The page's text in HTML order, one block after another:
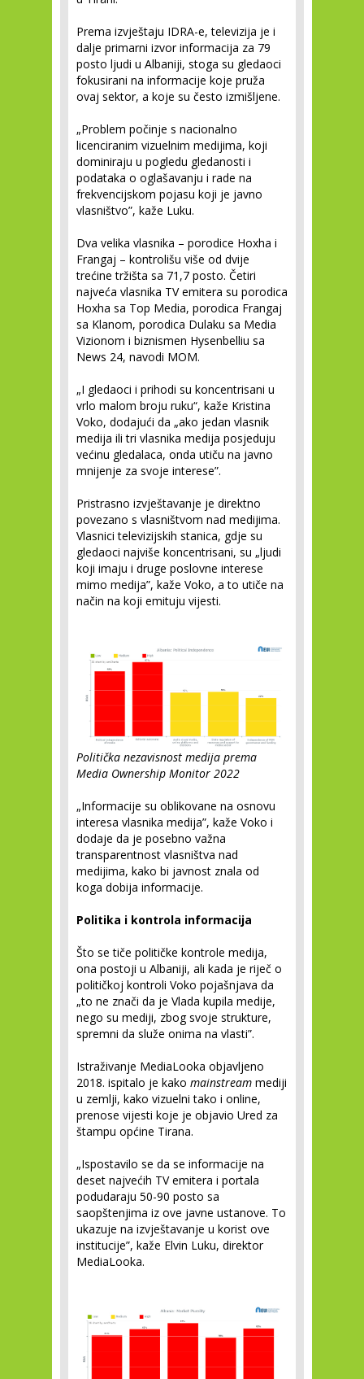
Prema izvještaju IDRA-e, televizija je i
dalje primarni izvor informacija za 79
posto ljudi u Albaniji, stoga su gledaoci
fokusirani na informacije koje pruža
ovaj sektor, a koje su često izmišljene.
„Problem počinje s nacionalno
licenciranim vizuelnim medijima, koji
dominiraju u pogledu gledanosti i
podataka o oglašavanju i rade na
frekvencijskom pojasu koji je javno
vlasništvo”, kaže Luku.
Dva velika vlasnika – porodice Hoxha i
Frangaj – kontrolišu više od dvije
trećine tržišta sa 71,7 posto. Četiri
najveća vlasnika TV emitera su porodica
Hoxha sa Top Media, porodica Frangaj
sa Klanom, porodica Dulaku sa Media
Vizionom i biznismen Hysenbelliu sa
News 24, navodi MOM.
„I gledaoci i prihodi su koncentrisani u
vrlo malom broju ruku“, kaže Kristina
Voko, dodajući da „ako jedan vlasnik
medija ili tri vlasnika medija posjeduju
većinu gledalaca, onda utiču na javno
mnijenje za svoje interese”.
Pristrasno izvještavanje je direktno
povezano s vlasništvom nad medijima.
Vlasnici televizijskih stanica, gdje su
gledaoci najviše koncentrisani, su „ljudi
koji imaju i druge poslovne interese
mimo medija”, kaže Voko, a to utiče na
način na koji emituju vijesti.
Politička nezavisnost medija prema
Media Ownership Monitor 2022
„Informacije su oblikovane na osnovu
interesa vlasnika medija”, kaže Voko i
dodaje da je posebno važna
transparentnost vlasništva nad
medijima, kako bi javnost znala od
koga dobija informacije.
Politika i kontrola informacija
Što se tiče političke kontrole medija,
ona postoji u Albaniji, ali kada je riječ o
političkoj kontroli Voko pojašnjava da
„to ne znači da je Vlada kupila medije,
nego su mediji, zbog svoje strukture,
spremni da služe onima na vlasti”.
Istraživanje MediaLooka objavljeno
2018. ispitalo je kako mainstream mediji
u zemlji, kako vizuelni tako i online,
prenose vijesti koje je objavio Ured za
štampu općine Tirana.
„Ispostavilo se da se informacije na
deset najvećih TV emitera i portala
podudaraju 50-90 posto sa
saopštenjima iz ove javne ustanove. To
ukazuje na izvještavanje u korist ove
institucije”, kaže Elvin Luku, direktor
MediaLooka.